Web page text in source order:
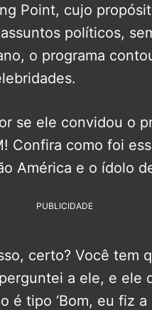
Point, cujo
políticos,
o programa
se ele convidou o
Confira como foi
América e o ídolo
PUBLICIDADE
certo? Você tem
a ele, e ele
é tipo ‘Bom, eu fiz